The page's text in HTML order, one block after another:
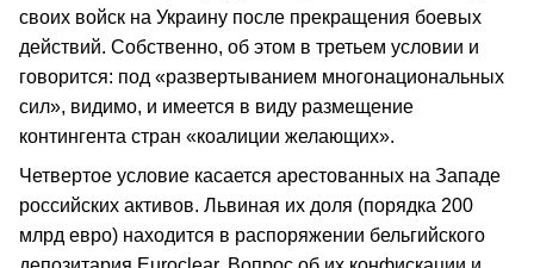
своих войск на Украину после прекращения боевых
действий. Собственно, об этом в третьем условии и
говорится: под «развертыванием многонациональных
сил», видимо, и имеется в виду размещение
контингента стран «коалиции желающих».
Четвертое условие касается арестованных на Западе
российских активов. Львиная их доля (порядка 200
млрд евро) находится в распоряжении бельгийского